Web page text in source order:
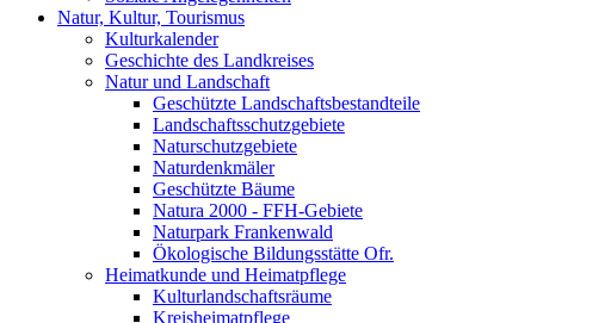
Natur, Kultur, Tourismus
Kulturkalender
Geschichte des Landkreises
Natur und Landschaft
Geschützte Landschaftsbestandteile
Landschaftsschutzgebiete
Naturschutzgebiete
Naturdenkmäler
Geschützte Bäume
Natura 2000 - FFH-Gebiete
Naturpark Frankenwald
Ökologische Bildungsstätte Ofr.
Heimatkunde und Heimatpflege
Kulturlandschaftsräume
Kreisheimatpflege